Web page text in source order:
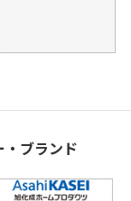
ブランド